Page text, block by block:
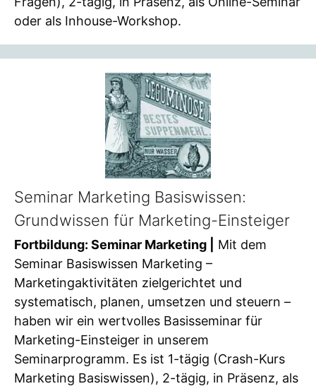
oder als Inhouse-Workshop.
Seminar Marketing Basiswissen:
Grundwissen für Marketing-Einsteiger
Fortbildung: Seminar Marketing |
Mit dem
Seminar Basiswissen Marketing –
Marketingaktivitäten zielgerichtet und
systematisch, planen, umsetzen und steuern –
haben wir ein wertvolles Basisseminar für
Marketing-Einsteiger in unserem
Seminarprogramm. Es ist 1-tägig (Crash-Kurs
Marketing Basiswissen), 2-tägig, in Präsenz, als